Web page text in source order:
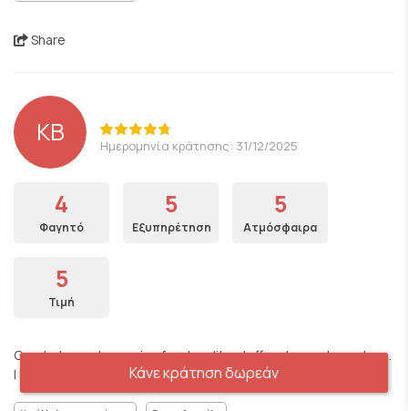
Share
ΚΒ Ημερομηνία κράτησης: 31/12/2025
4
Φαγητό
5
Εξυπηρέτηση
5
Ατμόσφαιρα
5
Τιμή
Great atmosphere, nice food, polite staff and very clean place.
I highly recommend it.Κάνε κράτηση δωρεάν